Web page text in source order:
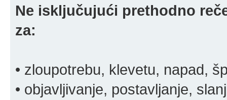
Ne isključujući prethodno
za:
• zloupotrebu, klevetu, napad,
• objavljivanje, postavljanje,